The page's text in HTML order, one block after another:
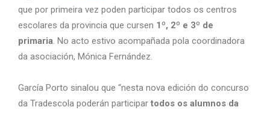
que por primeira vez poden participar todos os centros
escolares da provincia que cursen 1º, 2º e 3º de
primaria. No acto estivo acompañada pola coordinadora
da asociación, Mónica Fernández.
García Porto sinalou que “nesta nova edición do concurso
da Tradescola poderán participar todos os alumnos da